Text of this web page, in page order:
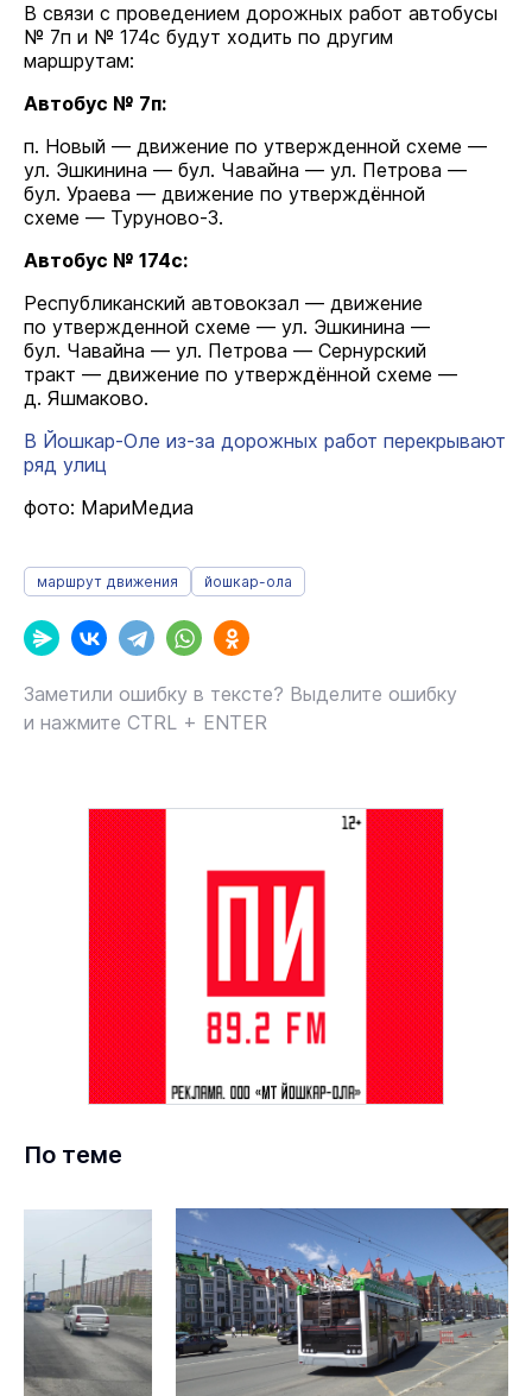
В связи с проведением дорожных работ автобусы
№ 7п и № 174с будут ходить по другим
маршрутам:
Автобус № 7п:
п. Новый — движение по утвержденной схеме —
ул. Эшкинина — бул. Чавайна — ул. Петрова —
бул. Ураева — движение по утверждённой
схеме — Туруново-3.
Автобус № 174с:
Республиканский автовокзал — движение
по утвержденной схеме — ул. Эшкинина —
бул. Чавайна — ул. Петрова — Сернурский
тракт — движение по утверждённой схеме —
д. Яшмаково.
В Йошкар-Оле из-за дорожных работ перекрывают
ряд улиц
фото: МариМедиа
маршрут движения йошкар-ола
Заметили ошибку в тексте? Выделите ошибку
и нажмите CTRL + ENTER
По теме